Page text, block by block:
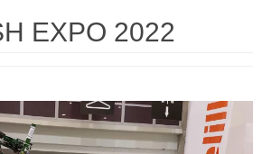
EXPO 2022